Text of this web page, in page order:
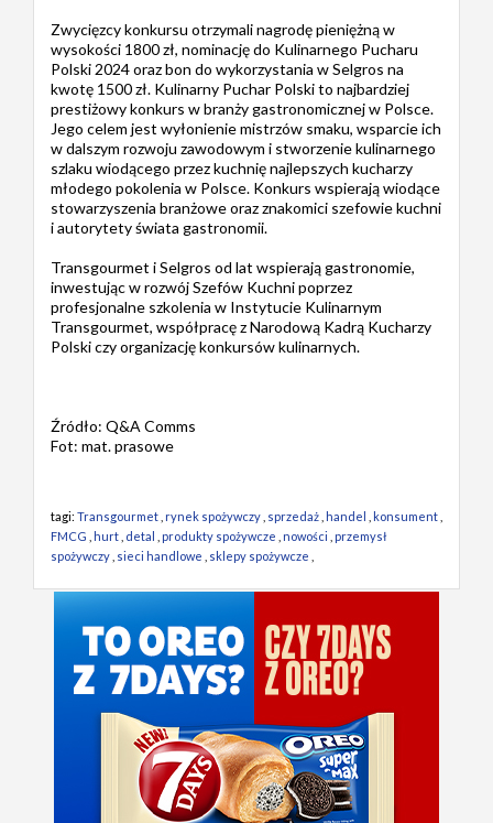
Zwycięzcy konkursu otrzymali nagrodę pieniężną w
wysokości 1800 zł, nominację do Kulinarnego Pucharu
Polski 2024 oraz bon do wykorzystania w Selgros na
kwotę 1500 zł. Kulinarny Puchar Polski to najbardziej
prestiżowy konkurs w branży gastronomicznej w Polsce.
Jego celem jest wyłonienie mistrzów smaku, wsparcie ich
w dalszym rozwoju zawodowym i stworzenie kulinarnego
szlaku wiodącego przez kuchnię najlepszych kucharzy
młodego pokolenia w Polsce. Konkurs wspierają wiodące
stowarzyszenia branżowe oraz znakomici szefowie kuchni
i autorytety świata gastronomii.
Transgourmet i Selgros od lat wspierają gastronomie,
inwestując w rozwój Szefów Kuchni poprzez
profesjonalne szkolenia w Instytucie Kulinarnym
Transgourmet, współpracę z Narodową Kadrą Kucharzy
Polski czy organizację konkursów kulinarnych.
Źródło: Q&A Comms
Fot: mat. prasowe
tagi: Transgourmet rynek spożywczy sprzedaż handel konsument
FMCG
hurt detal produkty spożywcze nowości
przemysł
spożywczy sieci handlowe sklepy spożywcze